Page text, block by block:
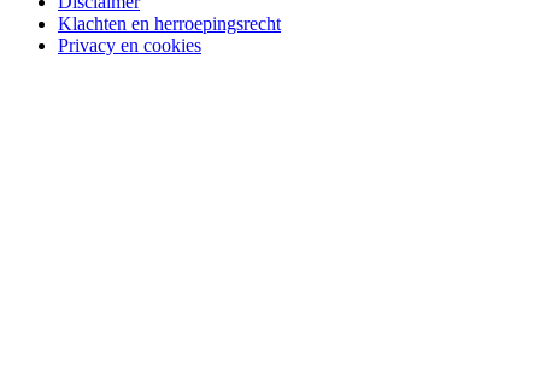
Klachten en herroepingsrecht
Privacy en cookies